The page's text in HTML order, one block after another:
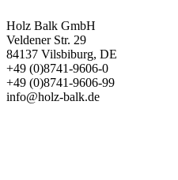
Holz Balk GmbH
Veldener Str. 29
84137 Vilsbiburg, DE
+49 (0)8741-9606-0
+49 (0)8741-9606-99
info@holz-balk.de